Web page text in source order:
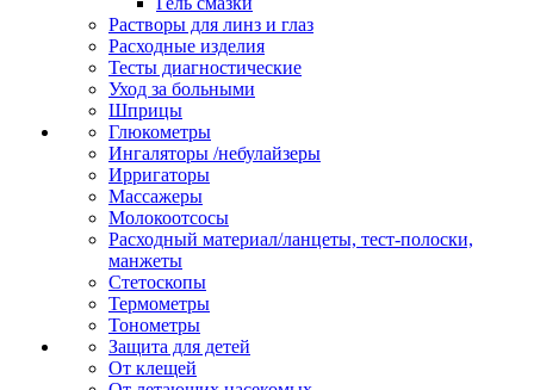
Растворы для линз и глаз
Расходные изделия
Тесты диагностические
Уход за больными
Шприцы
Глюкометры
Ингаляторы /небулайзеры
Ирригаторы
Массажеры
Молокоотсосы
Расходный материал/ланцеты, тест-полоски,
манжеты
Стетоскопы
Термометры
Тонометры
Защита для детей
От клещей